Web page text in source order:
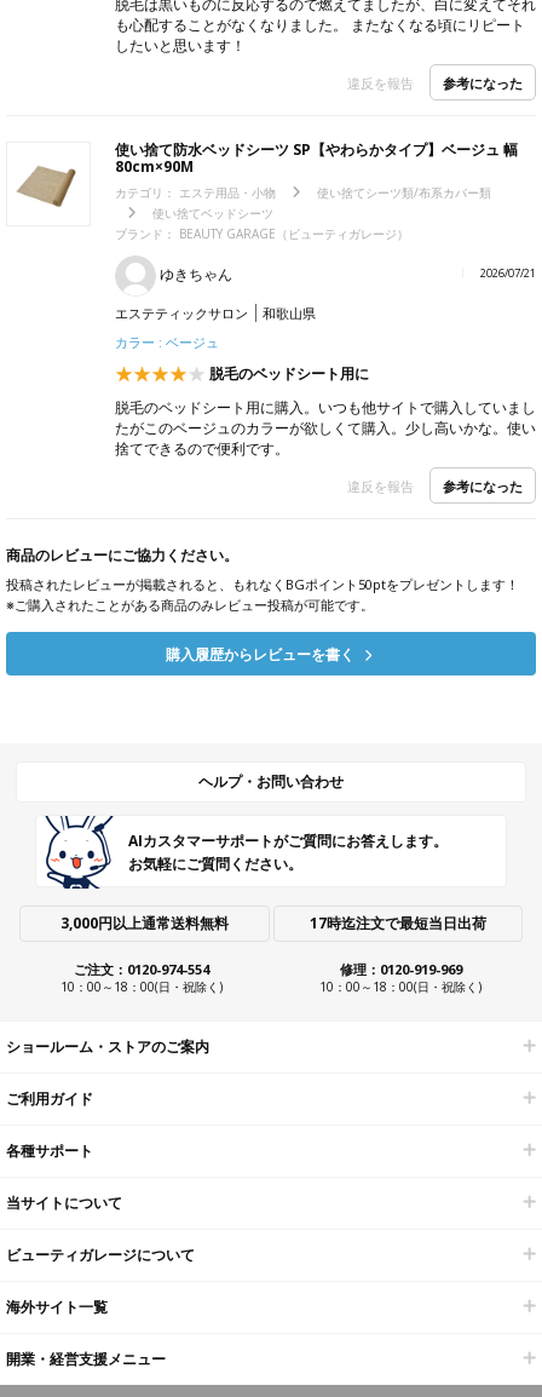
脱毛は黒いものに反応するので燃えてましたが、白に変えてそれ
も心配することがなくなりました。 またなくなる頃にリピート
したいと思います！
違反を報告 参考になった
使い捨て防水ベッドシーツ SP【やわらかタイプ】ベージュ 幅
80cm×90M
カテゴリ： エステ用品・小物
使い捨てシーツ類/布系カバー類
使い捨てベッドシーツ
ブランド： BEAUTY GARAGE（ビューティガレージ）
ゆきちゃん 2026/07/21
エステティックサロン
和歌山県
カラー : ベージュ
脱毛のベッドシート用に
脱毛のベッドシート用に購入。いつも他サイトで購入していまし
たがこのベージュのカラーが欲しくて購入。少し高いかな。使い
捨てできるので便利です。
違反を報告 参考になった
商品のレビューにご協力ください。
投稿されたレビューが掲載されると、もれなくBGポイント50ptをプレゼントします！
※ご購入されたことがある商品のみレビュー投稿が可能です。
購入履歴からレビューを書く
ヘルプ・お問い合わせ
AIカスタマーサポートがご質問にお答えします。
お気軽にご質問ください。
3,000円以上通常送料無料 17時迄注文で最短当日出荷
ご注文：0120-974-554
10：00～18：00(日・祝除く)
修理：0120-919-969
10：00～18：00(日・祝除く)
ショールーム・ストアのご案内
ご利用ガイド
各種サポート
当サイトについて
ビューティガレージについて
海外サイト一覧
開業・経営支援メニュー